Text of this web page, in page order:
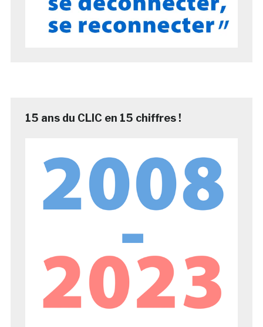
15 ans du CLIC en 15 chiffres !